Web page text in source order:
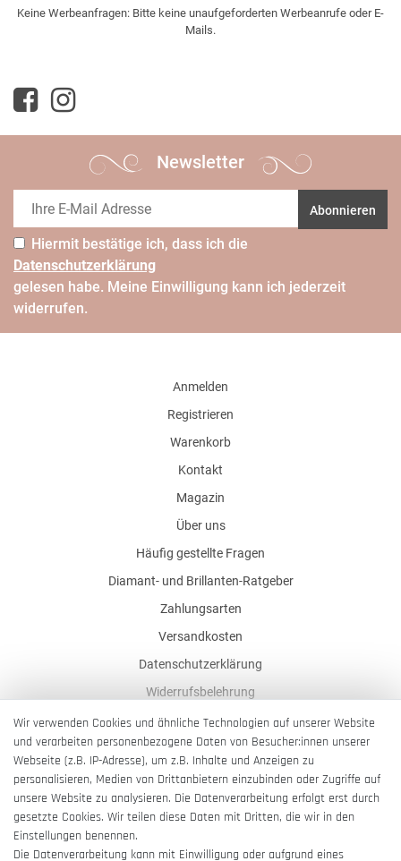
Keine Werbeanfragen: Bitte keine unaufgeforderten Werbeanrufe oder E-
Mails.
Newsletter
Abonnieren
Hiermit bestätige ich, dass ich die
Daten­schutz­erklärung
gelesen habe. Meine Einwilligung kann ich jederzeit
widerrufen.
Anmelden
Registrieren
Warenkorb
Kontakt
Magazin
Über uns
Häufig gestellte Fragen
Diamant- und Brillanten-Ratgeber
Zahlungsarten
Versandkosten
Datenschutzerklärung
Widerrufsbelehrung
AGB
Impressum
Barrierefreiheitserklärung
Wir verwenden Cookies und ähnliche Technologien auf unserer Website
und verarbeiten personenbezogene Daten von Besucher:innen unserer
Webseite (z.B. IP-Adresse), um z.B. Inhalte und Anzeigen zu
personalisieren, Medien von Drittanbietern einzubinden oder Zugriffe auf
unsere Website zu analysieren. Die Datenverarbeitung erfolgt erst durch
gesetzte Cookies. Wir teilen diese Daten mit Dritten, die wir in den
Einstellungen benennen.
Die Datenverarbeitung kann mit Einwilligung oder aufgrund eines